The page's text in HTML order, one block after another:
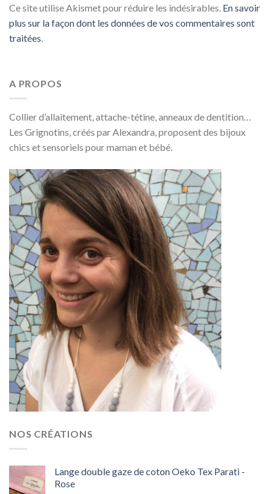
Ce site utilise Akismet pour réduire les indésirables. En savoir
plus sur la façon dont les données de vos commentaires sont
traitées
A PROPOS
Collier d’allaitement, attache-tétine, anneaux de dentition…
Les Grignotins, créés par Alexandra, proposent des bijoux
chics et sensoriels pour maman et bébé.
NOS CRÉATIONS
Lange double gaze de coton Oeko Tex Parati -
Rose